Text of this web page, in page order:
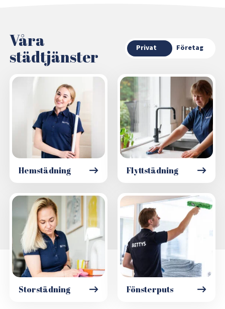
Våra
städtjänster
Privat Företag
Hemstädning Flyttstädning
Storstädning Fönsterputs